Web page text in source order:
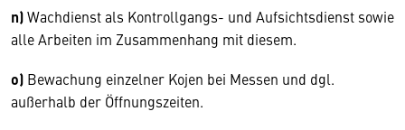
n)Wachdienst als Kontrollgangs- und Aufsichtsdienst sowie
alle Arbeiten im Zusammenhang mit diesem.
o) Bewachung einzelner Kojen bei Messen und dgl.
außerhalb der Öffnungszeiten.